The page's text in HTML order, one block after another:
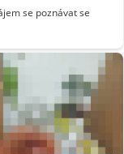
se poznávat se